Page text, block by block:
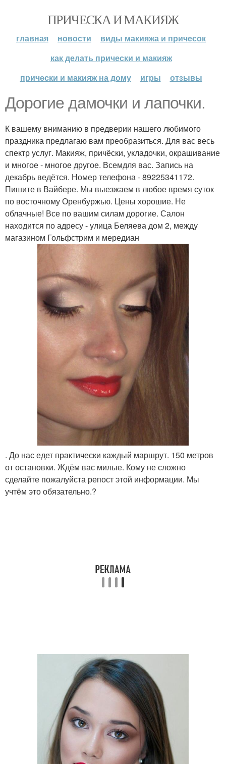
ПРИЧЕСКА И МАКИЯЖ
главная новости
виды макияжа и причесок
как делать прически и макияж
прически и макияж на дому
игры отзывы
Дорогие дамочки и лапочки.
К вашему вниманию в предверии нашего любимого
праздника предлагаю вам преобразиться. Для вас весь
спектр услуг. Макияж, причёски, укладочки, окрашивание
и многое - многое другое. Всемдля вас. Запись на
декабрь ведётся. Номер телефона - 89225341172.
Пишите в Вайбере. Мы выезжаем в любое время суток
по восточному Оренбуржью. Цены хорошие. Не
облачные! Все по вашим силам дорогие. Салон
находится по адресу - улица Беляева дом 2, между
магазином Гольфстрим и мередиан
. До нас едет практически каждый маршрут. 150 метров
от остановки. Ждём вас милые. Кому не сложно
сделайте пожалуйста репост этой информации. Мы
учтём это обязательно.?